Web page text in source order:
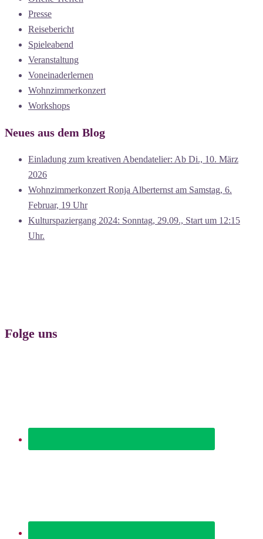
Presse
Reisebericht
Spieleabend
Veranstaltung
Voneinaderlernen
Wohnzimmerkonzert
Workshops
Neues aus dem Blog
Einladung zum kreativen Abendatelier: Ab Di., 10. März
2026
Wohnzimmerkonzert Ronja Alberternst am Samstag, 6.
Februar, 19 Uhr
Kulturspaziergang 2024: Sonntag, 29.09., Start um 12:15
Uhr.
Folge uns